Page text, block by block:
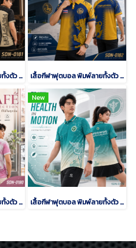
เสื้อกีฬาฟุตบอล พิมพ์ลายทั้งตัว เนื้อผ้า "นาโนเทค" SDN-0181 เสื้อกีฬาฟุตบอล พิมพ์ลายทั้งตัว เนื้อผ้า "นาโนเทค" SDN-0182
เสื้อกีฬาฟุตบอล พิมพ์ลายทั้งตัว เนื้อผ้า "นาโนเทค" SDN-0180
New
เสื้อกีฬาฟุตบอล พิมพ์ลายทั้งตัว เนื้อผ้า "นาโนเทค" SDN-0179